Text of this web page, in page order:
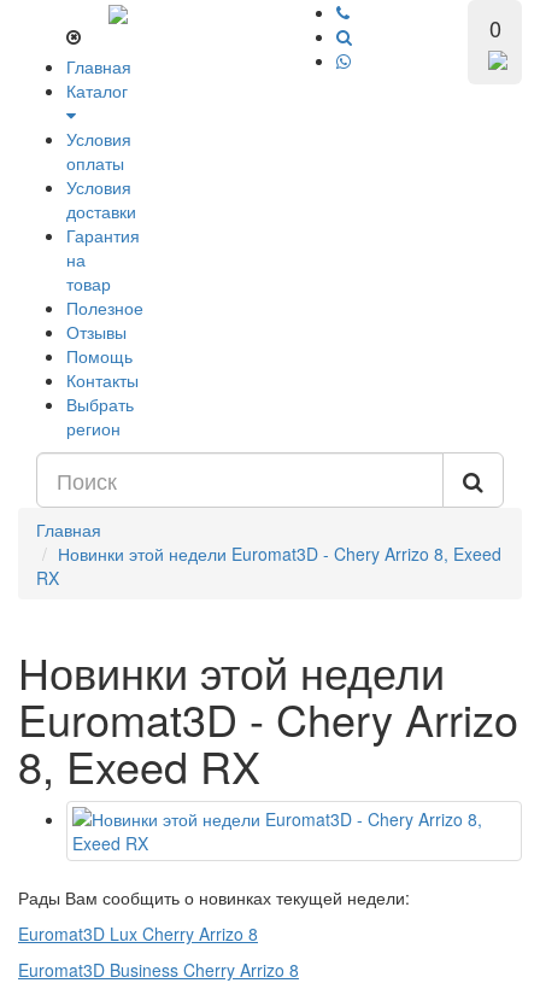
Главная
Каталог
Условия
оплаты
Условия
доставки
Гарантия
на
товар
Полезное
Отзывы
Помощь
Контакты
Выбрать
регион
0
Главная
Новинки этой недели Euromat3D - Chery Arrizo 8, Exeed
RX
Новинки этой недели
Euromat3D - Chery Arrizo
8, Exeed RX
Рады Вам сообщить о новинках текущей недели:
Euromat3D Lux Cherry Arrizo 8
Euromat3D Business Cherry Arrizo 8